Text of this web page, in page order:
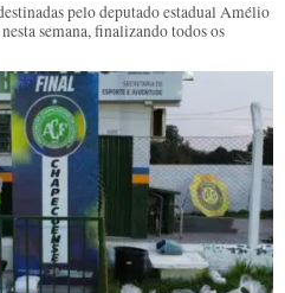
pelo deputado estadual Amélio
semana, finalizando todos os